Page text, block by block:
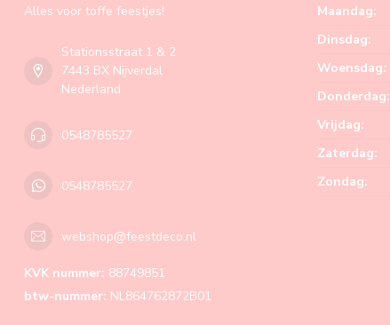
Alles voor toffe feestjes!
Stationsstraat 1 & 2
7443 BX Nijverdal
Nederland
0548785527
0548785527
webshop@feestdeco.nl
KVK nummer: 88749851
btw-nummer: NL864762872B01
Maandag:
Dinsdag:
Woensdag:
Donderdag:
Vrijdag:
Zaterdag:
Zondag: